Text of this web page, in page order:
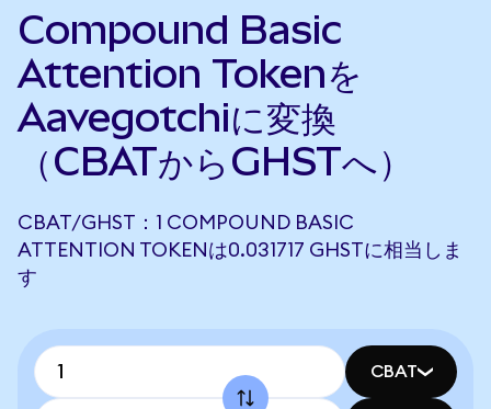
Compound Basic
Attention Tokenを
Aavegotchiに変換
（CBATからGHSTへ）
CBAT/GHST：1 COMPOUND BASIC
ATTENTION TOKENは0.031717 GHSTに相当しま
す
CBAT